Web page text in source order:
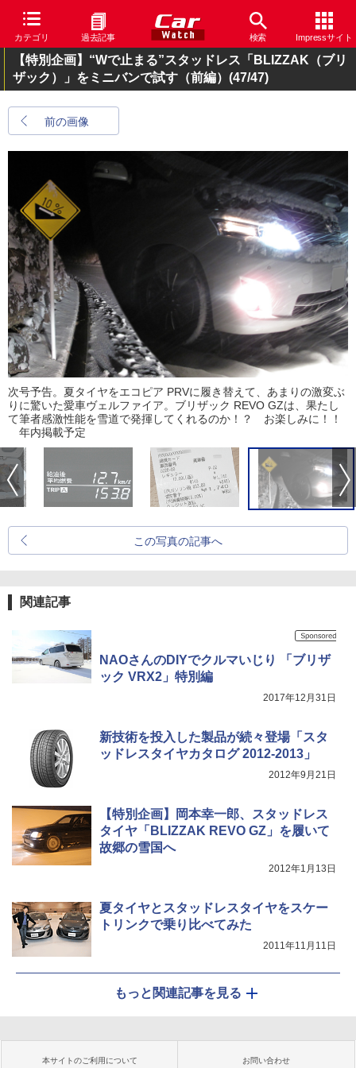
カテゴリ 過去記事 検索 Impressサイト
【特別企画】“Wで止まる”スタッドレス「BLIZZAK（ブリ
ザック）」をミニバンで試す（前編） (47/47)
前の画像
次号予告。夏タイヤをエコピア PRVに履き替えて、あまりの激変ぶ
りに驚いた愛車ヴェルファイア。ブリザック REVO GZは、果たし
て筆者感激性能を雪道で発揮してくれるのか！？ お楽しみに！！
年内掲載予定
この写真の記事へ
関連記事
NAOさんのDIYでクルマいじり 「ブリザ
ック VRX2」特別編
2017年12月31日
新技術を投入した製品が続々登場「スタ
ッドレスタイヤカタログ 2012-2013」
2012年9月21日
【特別企画】岡本幸一郎、スタッドレス
タイヤ「BLIZZAK REVO GZ」を履いて
故郷の雪国へ
2012年1月13日
夏タイヤとスタッドレスタイヤをスケー
トリンクで乗り比べてみた
2011年11月11日
もっと関連記事を見る
本サイトのご利用について お問い合わせ